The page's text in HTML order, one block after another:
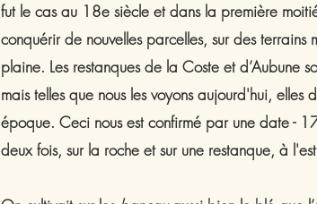
fut le cas au 18e siècle et dans la première
conquérir de nouvelles parcelles, sur des
plaine. Les restanques de la Coste et d’Aubune
mais telles que nous les voyons aujourd'hui,
époque. Ceci nous est confirmé par une date -
deux fois, sur la roche et sur une restanque, à